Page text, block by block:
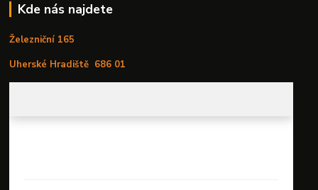
Kde nás najdete
Železniční 165
Uherské Hradiště 686 01